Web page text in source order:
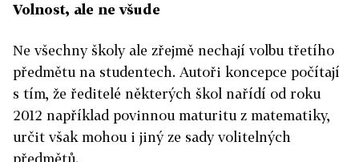
Volnost, ale ne všude
Ne všechny školy ale zřejmě nechají volbu třetího
předmětu na studentech. Autoři koncepce počítají
s tím, že ředitelé některých škol nařídí od roku
2012 například povinnou maturitu z matematiky,
určit však mohou i jiný ze sady volitelných
předmětů.